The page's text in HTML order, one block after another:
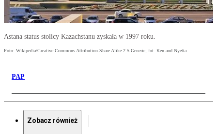
Astana status stolicy Kazachstanu zyskała w 1997 roku.
Foto: Wikipedia/Creative Commons Attribution-Share Alike 2.5 Generic, fot. Ken and Nyetta
PAP
Zobacz również